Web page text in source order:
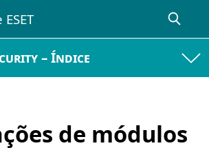
– Índice
de módulos